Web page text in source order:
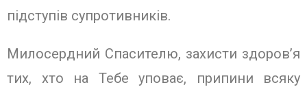
підступів супротивників.
Милосердний Спасителю, захисти здоров’я
тих, хто на Тебе уповає, припини всяку